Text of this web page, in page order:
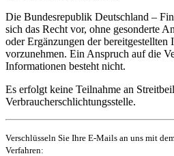
Die Bundesrepublik Deutschland –
sich das Recht vor, ohne gesonderte
oder Ergänzungen der bereitgestellten
vorzunehmen. Ein Anspruch auf die
Informationen besteht nicht.
Es erfolgt keine Teilnahme an
Verbraucherschlichtungsstelle.
Verschlüsseln Sie Ihre E-Mails an uns mit
Verfahren: